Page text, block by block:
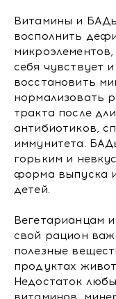
Витамины и
восполнить
себя чувствует
восстановить
нормализовать
тракта после
антибиотиков,
иммунитета.
горьким и
форма выпуска
детей.
Вегетарианцам
свой рацион
полезные
продуктах
Недостаток